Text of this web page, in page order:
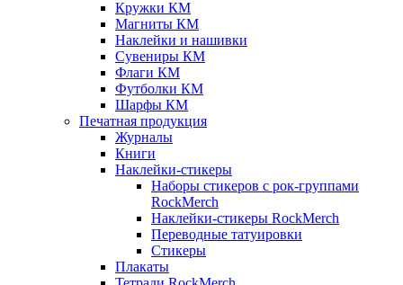
Кружки КМ
Магниты КМ
Наклейки и нашивки
Сувениры КМ
Флаги КМ
Футболки КМ
Шарфы КМ
Печатная продукция
Журналы
Книги
Наклейки-стикеры
Наборы стикеров с рок-группами
RockMerch
Наклейки-стикеры RockMerch
Переводные татуировки
Стикеры
Плакаты